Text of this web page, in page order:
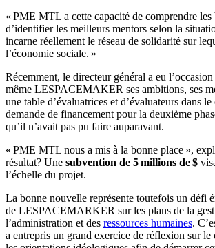
« PME MTL a cette capacité de comprendre les
d’identifier les meilleurs mentors selon la
incarne réellement le réseau de solidarité sur
l’économie sociale. »
Récemment, le directeur général a eu
même LESPACEMAKER ses ambitions, ses
une table d’évaluatrices et d’évaluateurs dans le
demande de financement pour la deuxième
qu’il n’avait pas pu faire auparavant.
« PME MTL nous a mis à la bonne place »,
résultat? Une subvention de 5 millions de $
l’échelle du projet.
La bonne nouvelle représente toutefois un défi
de LESPACEMARKER sur les plans de la
l’administration et des ressources humaines.
a entrepris un grand exercice de réflexion sur le